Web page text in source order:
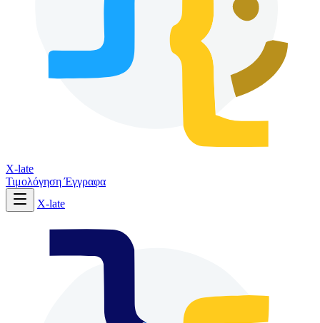
X-late
ΤιμολόγησηΈγγραφα
X-late